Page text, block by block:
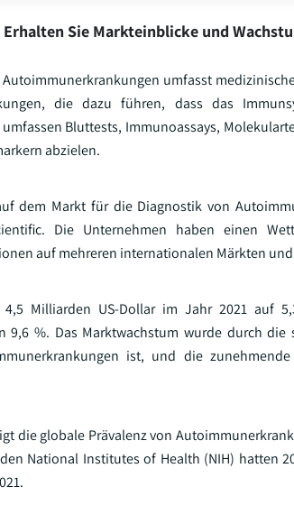
Erhalten Sie Markteinblicke und
umfasst
die dazu führen, dass das
Bluttests, Immunoassays,
abzielen.
dem Markt für die Diagnostik von
Die Unternehmen haben einen
auf mehreren internationalen Märkten
Milliarden US-Dollar im Jahr 2021 auf
9,6 %. Das Marktwachstum wurde durch
ist, und die
die globale Prävalenz von
National Institutes of Health (NIH) hatten